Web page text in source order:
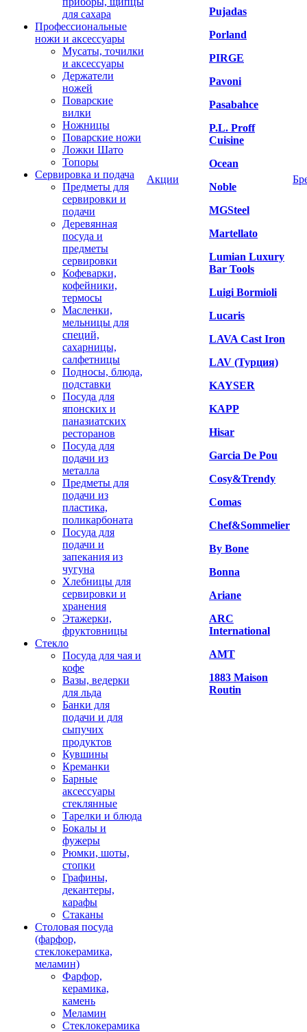
для сахара
Профессиональные
ножи и аксессуары
Мусаты, точилки
и аксессуары
Держатели
ножей
Поварские
вилки
Ножницы
Поварские ножи
Ложки Шато
Топоры
Сервировка и подача
Предметы для
сервировки и
подачи
Деревянная
посуда и
предметы
сервировки
Кофеварки,
кофейники,
термосы
Масленки,
мельницы для
специй,
сахарницы,
салфетницы
Подносы, блюда,
подставки
Посуда для
японских и
паназиатских
ресторанов
Посуда для
подачи из
металла
Предметы для
подачи из
пластика,
поликарбоната
Посуда для
подачи и
запекания из
чугуна
Хлебницы для
сервировки и
хранения
Этажерки,
фруктовницы
Стекло
Посуда для чая и
кофе
Вазы, ведерки
для льда
Банки для
подачи и для
сыпучих
продуктов
Кувшины
Креманки
Барные
аксессуары
стеклянные
Тарелки и блюда
Бокалы и
фужеры
Рюмки, шоты,
стопки
Графины,
декантеры,
карафы
Стаканы
Столовая посуда
(фарфор,
стеклокерамика,
меламин)
Фарфор,
керамика,
камень
Меламин
Стеклокерамика
Акции
Pujadas
Porland
PIRGE
Pavoni
Pasabahce
P.L. Proff
Cuisine
Ocean
Noble
MGSteel
Martellato
Lumian Luxury
Bar Tools
Luigi Bormioli
Lucaris
LAVA Cast Iron
LAV (Турция)
KAYSER
KAPP
Hisar
Garcia De Pou
Cosy&Trendy
Comas
Chef&Sommelier
By Bone
Bonna
Ariane
ARC
International
AMT
1883 Maison
Routin